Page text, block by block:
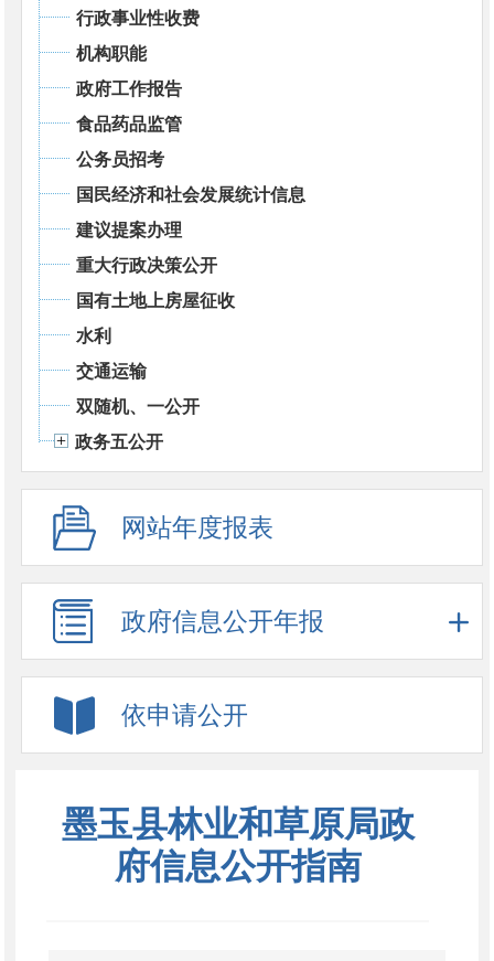
行政事业性收费
机构职能
政府工作报告
食品药品监管
公务员招考
国民经济和社会发展统计信息
建议提案办理
重大行政决策公开
国有土地上房屋征收
水利
交通运输
双随机、一公开
政务五公开
网站年度报表
政府信息公开年报
依申请公开
墨玉县林业和草原局政
府信息公开指南